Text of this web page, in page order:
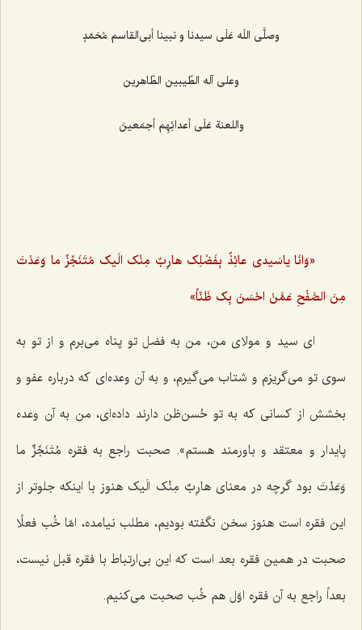
وصلَّى اللَه عَلَى سیدنا و نبینا أبى‌القاسم مُحَمّدٍ
وعلى آله الطّیبین الطّاهرین‌
واللعنة عَلَى أعدائِهِم أجمَعینَ‌
«وَانَا یاسَیدى عائِذٌ بِفَضْلِک هارِبٌ مِنْک الَیک مُتَنَجِّزٌ ما وَعَدْتَ
مِنَ الصَّفْحِ عَمَّنْ احْسَنَ بِک ظَنّاً»
ای سید و مولای من، من به فضل تو پناه می‌برم و از تو به
سوی تو می‌گریزم و شتاب می‌گیرم، و به آن وعده‌ای که درباره عفو و
بخشش از کسانی که به تو حُسن‌ظن دارند داده‌ای، من به آن وعده
پایدار و معتقد و باورمند هستم». صحبت راجع به فقره مُتَنَجِّزٌ ما
وَعَدْتَ بود گرچه در معنای هارِبٌ مِنْک الَیک هنوز با اینکه جلوتر از
این فقره است هنوز سخن نگفته بودیم، مطلب نیامده، امّا خُب فعلًا
صحبت در همین فقره بعد است که این بی‌ارتباط با فقره قبل نیست،
بعداً راجع به آن فقره اوّل هم خُب صحبت می‌کنیم.